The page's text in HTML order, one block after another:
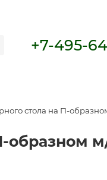
+7-495-
стола на П-
образном